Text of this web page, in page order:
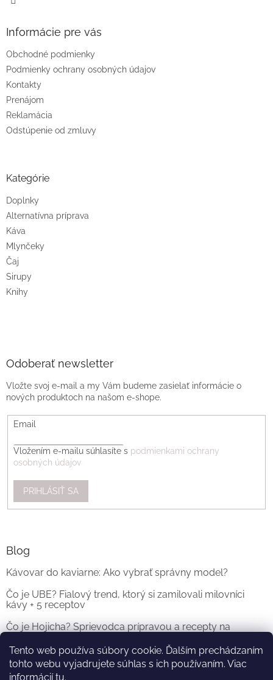
Tento web používa súbory cookie. Ďalším prechádzaním
tohto webu vyjadrujete súhlas s ich používaním. Viac
informáciítu.
Informácie pre vás
Obchodné podmienky
Podmienky ochrany osobných údajov
Kontakty
Prenájom
Reklamácia
Odstúpenie od zmluvy
Kategórie
Doplnky
Alternatívna príprava
Káva
Mlynčeky
Čaj
Sirupy
Knihy
Odoberať newsletter
Vložte svoj e-mail a my Vám budeme zasielať informácie o
nových produktoch na našom e-shope.
Email
Vložením e-mailu súhlasíte s podmienkami ochrany
osobných údajov
PRIHLÁSIŤ SA
Blog
Kávovar do kaviarne: Ako vybrať správny model?
Čo je UBE? Fialový trend, ktorý si zamilovali milovníci
kávy + 5 receptov
Čo je Hojicha? Sprievodca prípravou a recepty na
ARCHÍV